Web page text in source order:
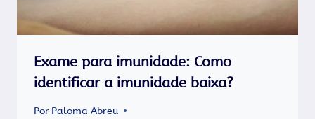
Exame para imunidade: Como
identificar a imunidade baixa?
Por Paloma Abreu